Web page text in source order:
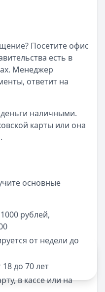
Посетите офис
есть в
Менеджер
ответит на
наличными.
карты или она
основные
рублей,
от недели до
до 70 лет
в кассе или на